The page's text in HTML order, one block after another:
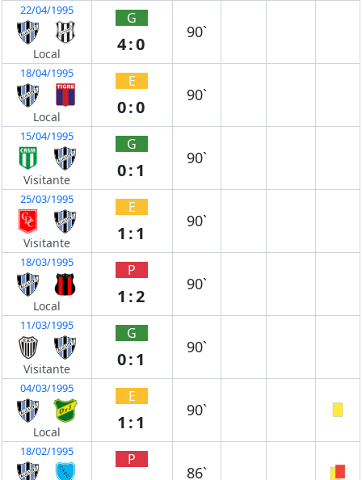
22/04/1995
Local
G
4:0
90`
18/04/1995
Local
E
0:0
90`
15/04/1995
Visitante
G
0:1
90`
25/03/1995
Visitante
E
1:1
90`
18/03/1995
Local
P
1:2
90`
11/03/1995
Visitante
G
0:1
90`
04/03/1995
Local
E
1:1
90`
18/02/1995 P
86`